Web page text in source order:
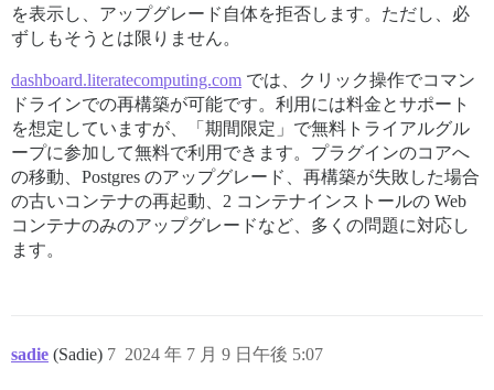
を表示し、アップグレード自体を拒否します。ただし、必
ずしもそうとは限りません。
dashboard.literatecomputing.com では、クリック操作でコマン
ドラインでの再構築が可能です。利用には料金とサポート
を想定していますが、「期間限定」で無料トライアルグル
ープに参加して無料で利用できます。プラグインのコアへ
の移動、Postgres のアップグレード、再構築が失敗した場合
の古いコンテナの再起動、2 コンテナインストールの Web
コンテナのみのアップグレードなど、多くの問題に対応し
ます。
sadie (Sadie) 2024 年 7 月 9 日午後 5:07
7